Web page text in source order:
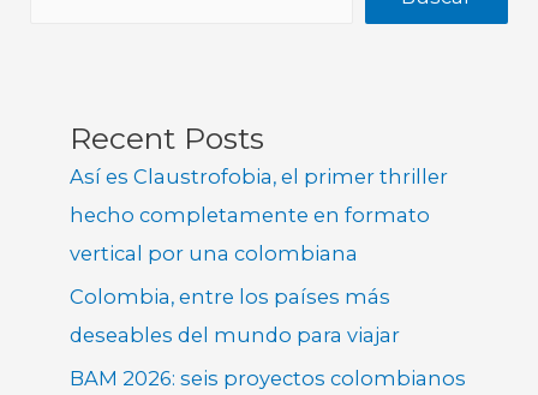
Recent Posts
Así es Claustrofobia, el primer thriller
hecho completamente en formato
vertical por una colombiana
Colombia, entre los países más
deseables del mundo para viajar
BAM 2026: seis proyectos colombianos